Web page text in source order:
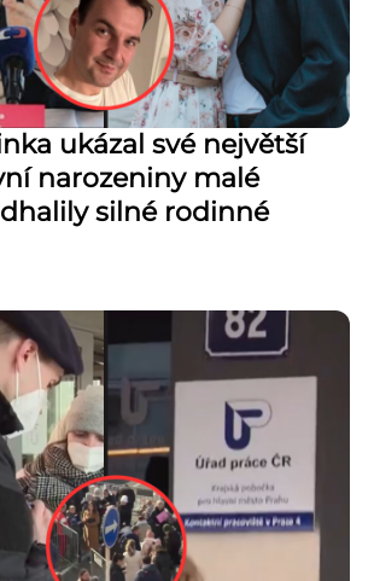
ukázal své největší
narozeniny malé
silné rodinné